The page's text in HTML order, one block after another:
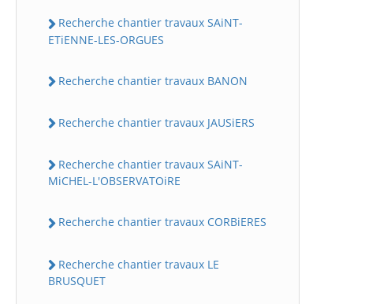
Recherche chantier travaux SAiNT-
ETiENNE-LES-ORGUES
Recherche chantier travaux BANON
Recherche chantier travaux JAUSiERS
Recherche chantier travaux SAiNT-
MiCHEL-L'OBSERVATOiRE
Recherche chantier travaux CORBiERES
Recherche chantier travaux LE
BRUSQUET